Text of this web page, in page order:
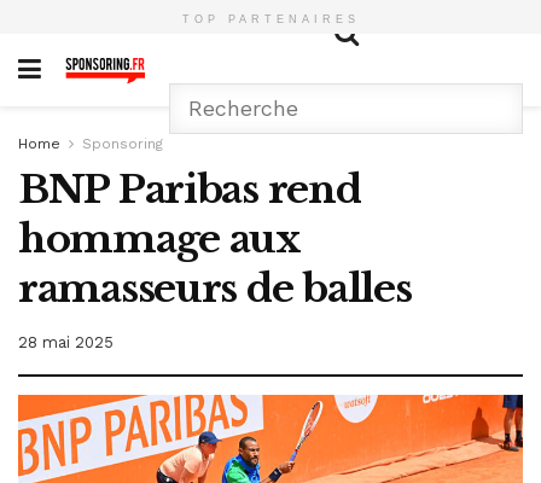
TOP PARTENAIRES
Home Sponsoring
BNP Paribas rend
hommage aux
ramasseurs de balles
28 mai 2025